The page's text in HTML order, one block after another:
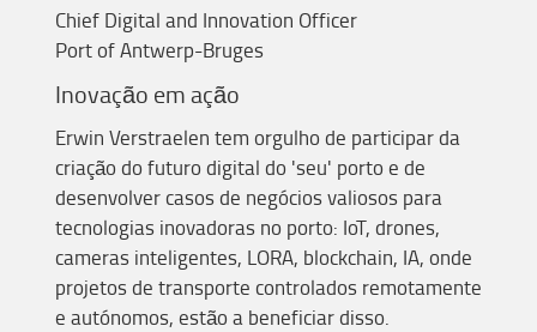
Chief Digital and Innovation Officer
Port of Antwerp-Bruges
Inovação em ação
Erwin Verstraelen tem orgulho de participar da
criação do futuro digital do 'seu' porto e de
desenvolver casos de negócios valiosos para
tecnologias inovadoras no porto: IoT, drones,
cameras inteligentes, LORA, blockchain, IA, onde
projetosde transporte controlados remotamente
e autónomos, estão a beneficiar disso.